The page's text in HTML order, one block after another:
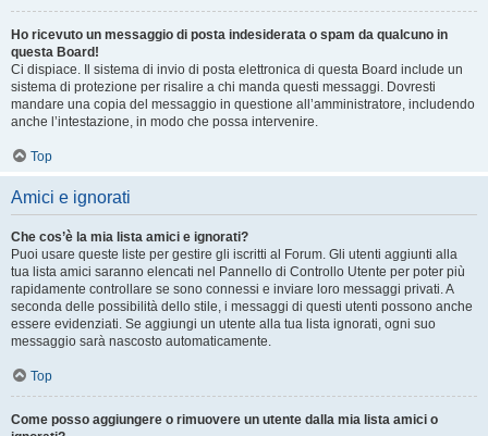
Ho ricevuto un messaggio di posta indesiderata o spam da qualcuno in
questa Board!
Ci dispiace. Il sistema di invio di posta elettronica di questa Board include un
sistema di protezione per risalire a chi manda questi messaggi. Dovresti
mandare una copia del messaggio in questione all’amministratore, includendo
anche l’intestazione, in modo che possa intervenire.
Top
Amici e ignorati
Che cos’è la mia lista amici e ignorati?
Puoi usare queste liste per gestire gli iscritti al Forum. Gli utenti aggiunti alla
tua lista amici saranno elencati nel Pannello di Controllo Utente per poter più
rapidamente controllare se sono connessi e inviare loro messaggi privati. A
seconda delle possibilità dello stile, i messaggi di questi utenti possono anche
essere evidenziati. Se aggiungi un utente alla tua lista ignorati, ogni suo
messaggio sarà nascosto automaticamente.
Top
Come posso aggiungere o rimuovere un utente dalla mia lista amici o